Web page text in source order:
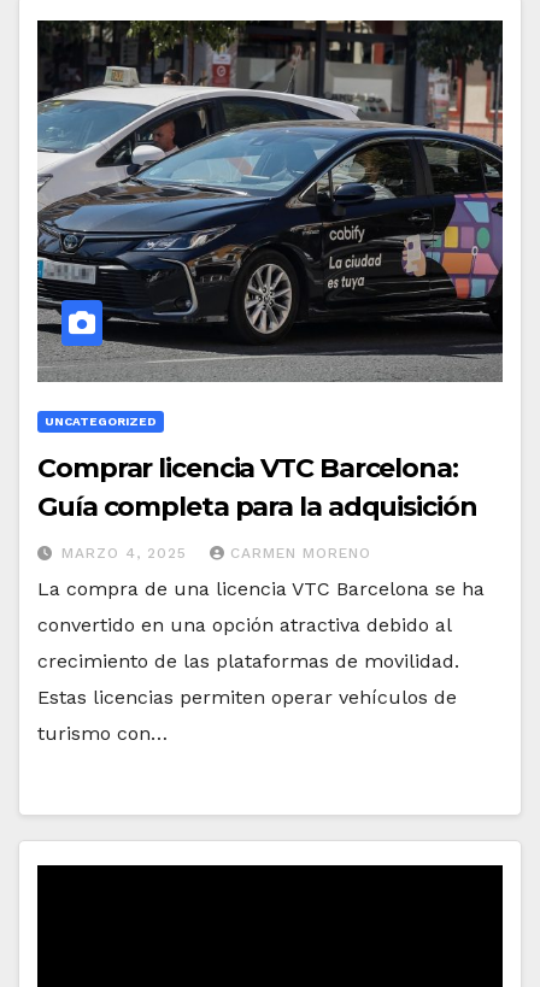
UNCATEGORIZED
Comprar licencia VTC Barcelona:
Guía completa para la adquisición
MARZO 4, 2025 CARMEN MORENO
La compra de una licencia VTC Barcelona se ha
convertido en una opción atractiva debido al
crecimiento de las plataformas de movilidad.
Estas licencias permiten operar vehículos de
turismo con…